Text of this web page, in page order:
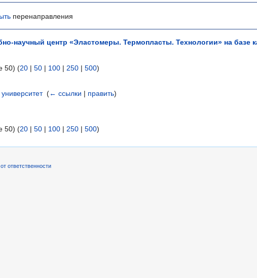
перенаправления
научный центр «Эластомеры. Термопласты. Технологии» на базе
50) (20 | 50 | 100 | 250 | 500)
‎(← ссылки | править)
50) (20 | 50 | 100 | 250 | 500)
ответственности